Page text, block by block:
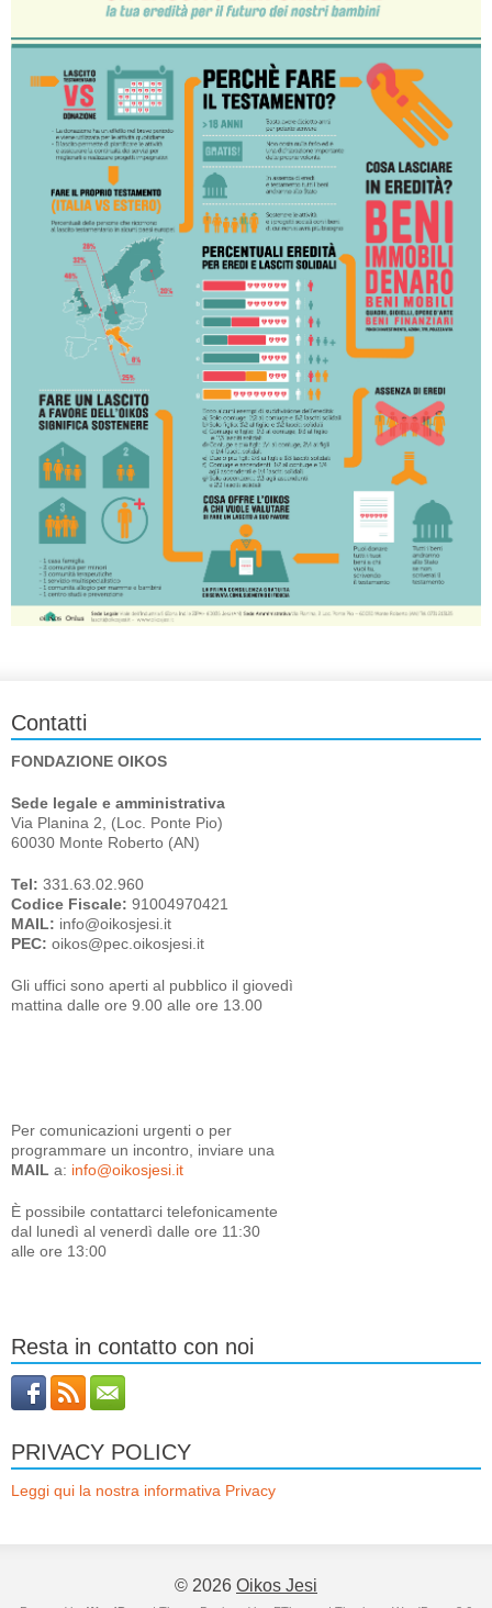
Contatti
FONDAZIONE OIKOS
Sede legale e amministrativa
Via Planina 2, (Loc. Ponte Pio)
60030 Monte Roberto (AN)
Tel: 331.63.02.960
Codice Fiscale: 91004970421
MAIL: info@oikosjesi.it
PEC: oikos@pec.oikosjesi.it
Gli uffici sono aperti al pubblico il giovedì
mattina dalle ore 9.00 alle ore 13.00
Per comunicazioni urgenti o per
programmare un incontro, inviare una
MAIL a: info@oikosjesi.it
È possibile contattarci telefonicamente
dal lunedì al venerdì dalle ore 11:30
alle ore 13:00
Resta in contatto con noi
PRIVACY POLICY
Leggi qui la nostra informativa Privacy
© 2026 Oikos Jesi